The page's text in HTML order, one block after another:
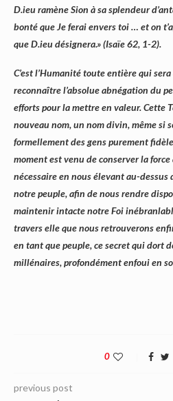
D.ieu ramène Sion à sa splendeur
bonté que Je ferai envers toi … et on
que D.ieu désignera.» (Isaïe 62, 1-2).
C’est l’Humanité toute entière qui
reconnaître l’absolue abnégation du
efforts pour la mettre en valeur. Cette
nouveau nom, un nom divin, même si
formellement des gens purement
moment est venu de conserver la force
nécessaire en nous élevant au-
notre peuple, afin de nous rendre
maintenir intacte notre Foi
travers elle que nous retrouverons
en tant que peuple, ce secret qui dort
millénaires, profondément enfoui en
0
previous post